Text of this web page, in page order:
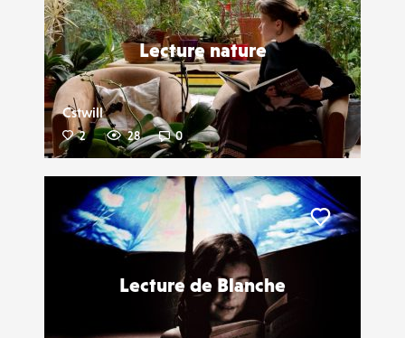
Lecture nature
Cstwill
2 28 0
Lecture de Blanche
Liker